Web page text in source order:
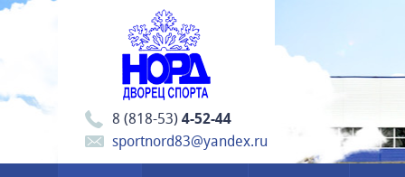
8 (818-53)4-52-44
sportnord83@yandex.ru